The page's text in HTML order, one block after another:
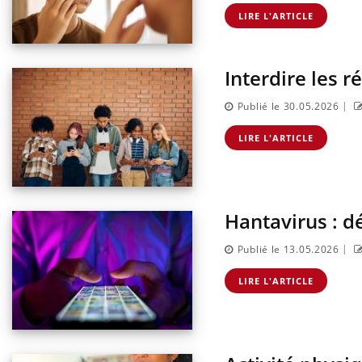
LIRE L'ARTICLE
Interdire les
Publié le 30.05.2026 |
LIRE L'ARTICLE
Hantavirus :
Publié le 13.05.2026 |
LIRE L'ARTICLE